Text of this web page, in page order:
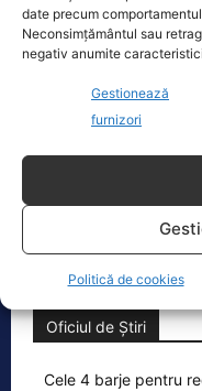
date precum
Neconsimțământul sau
negativ anumite
Gestionează
furnizori
Politică de cookies
Ecopolitic
cheltuielile şi
e
Oficiul de Știri
Cele 4 barje pentru